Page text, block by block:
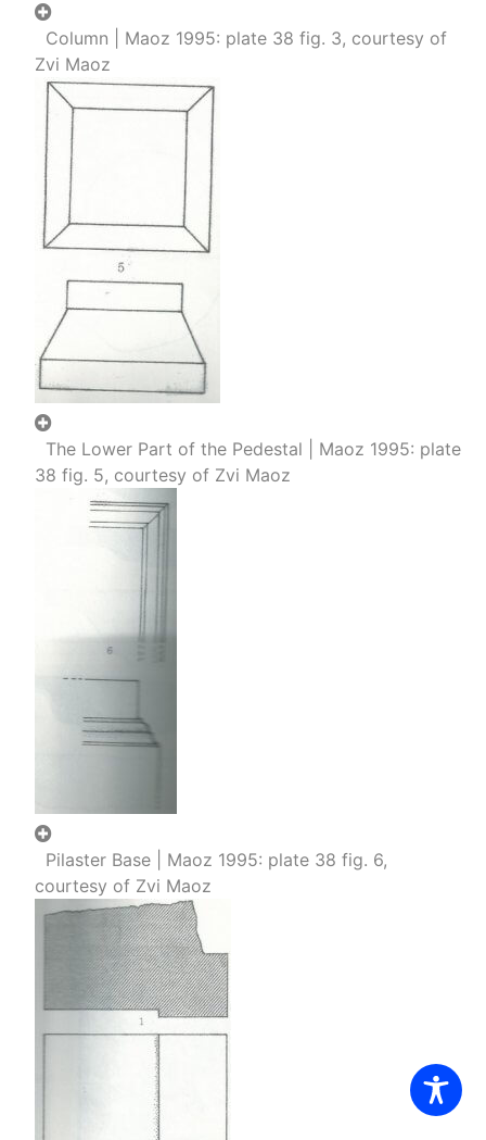
Column | Maoz 1995: plate 38 fig. 3, courtesy of
Zvi Maoz
The Lower Part of the Pedestal | Maoz 1995: plate
38 fig. 5, courtesy of Zvi Maoz
Pilaster Base | Maoz 1995: plate 38 fig. 6,
courtesy of Zvi Maoz